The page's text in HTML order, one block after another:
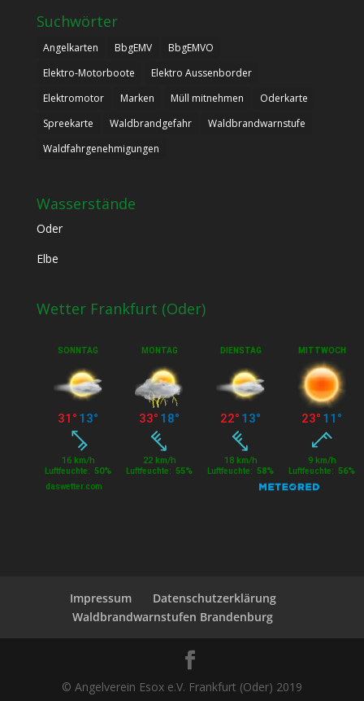
Suchwörter
Angelkarten BbgEMV
BbgEMVO
Elektro-Motorboote
Elektro Aussenborder
Elektromotor
Marken Müll mitnehmen
Oderkarte
Spreekarte
Waldbrandgefahr
Waldbrandwarnstufe
Waldfahrgenehmigungen
Wasserstände
Oder
Elbe
Wetter Frankfurt (Oder)
Impressum
Datenschutzerklärung
Waldbrandwarnstufen Brandenburg
© Angelverein Esox e.V. Frankfurt (Oder) 2019